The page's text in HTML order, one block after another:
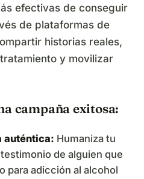
efectivas de conseguir
de plataformas de
historias reales,
y movilizar
campaña exitosa:
auténtica: Humaniza tu
de alguien que
para adicción al alcohol